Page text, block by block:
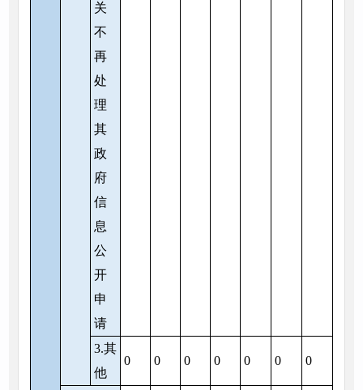
关
不
再
处
理
其
政
府
信
息
公
开
申
请
3.其
他
0 0 0 0 0 0 0